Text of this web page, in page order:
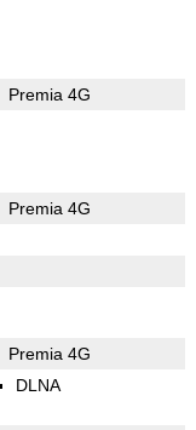
Premia 4G
Premia 4G
Premia 4G
DLNA